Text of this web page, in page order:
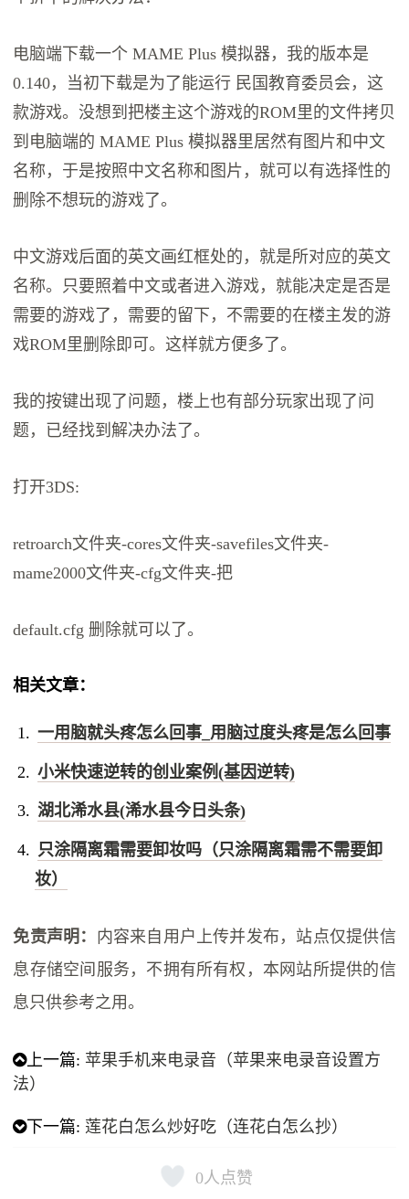
电脑端下载一个 MAME Plus 模拟器，我的版本是
0.140，当初下载是为了能运行 民国教育委员会，这
款游戏。没想到把楼主这个游戏的ROM里的文件拷贝
到电脑端的 MAME Plus 模拟器里居然有图片和中文
名称，于是按照中文名称和图片，就可以有选择性的
删除不想玩的游戏了。
中文游戏后面的英文画红框处的，就是所对应的英文
名称。只要照着中文或者进入游戏，就能决定是否是
需要的游戏了，需要的留下，不需要的在楼主发的游
戏ROM里删除即可。这样就方便多了。
我的按键出现了问题，楼上也有部分玩家出现了问
题，已经找到解决办法了。
打开3DS:
retroarch文件夹-cores文件夹-savefiles文件夹-
mame2000文件夹-cfg文件夹-把
default.cfg 删除就可以了。
相关文章：
一用脑就头疼怎么回事_用脑过度头疼是怎么回事
小米快速逆转的创业案例(基因逆转)
湖北浠水县(浠水县今日头条)
只涂隔离霜需要卸妆吗（只涂隔离霜需不需要卸
妆）
免责声明： 内容来自用户上传并发布，站点仅提供信
息存储空间服务，不拥有所有权，本网站所提供的信
息只供参考之用。
上一篇: 苹果手机来电录音（苹果来电录音设置方
法）
下一篇: 莲花白怎么炒好吃（连花白怎么抄）
0人点赞